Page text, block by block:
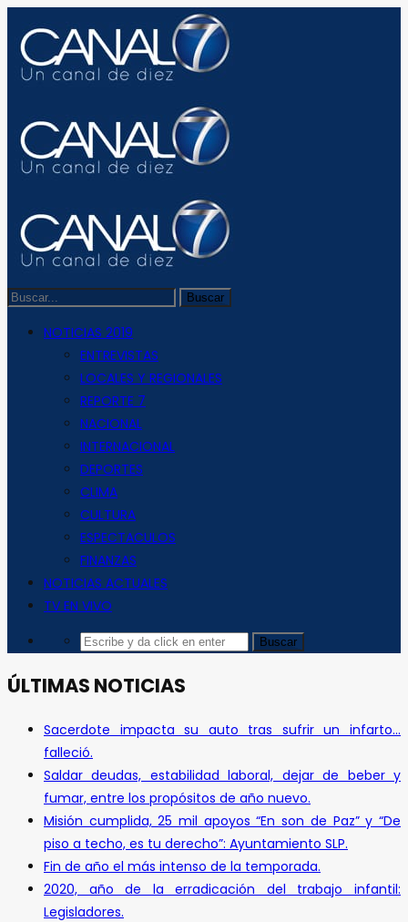
NOTICIAS 2019
ENTREVISTAS
LOCALES Y REGIONALES
REPORTE 7
NACIONAL
INTERNACIONAL
DEPORTES
CLIMA
CULTURA
ESPECTACULOS
FINANZAS
NOTICIAS ACTUALES
TV EN VIVO
ÚLTIMAS NOTICIAS
Sacerdote impacta su auto tras sufrir un infarto…
falleció.
Saldar deudas, estabilidad laboral, dejar de beber y
fumar, entre los propósitos de año nuevo.
Misión cumplida, 25 mil apoyos “En son de Paz” y “De
piso a techo, es tu derecho”: Ayuntamiento SLP.
Fin de año el más intenso de la temporada.
2020, año de la erradicación del trabajo infantil:
Legisladores.